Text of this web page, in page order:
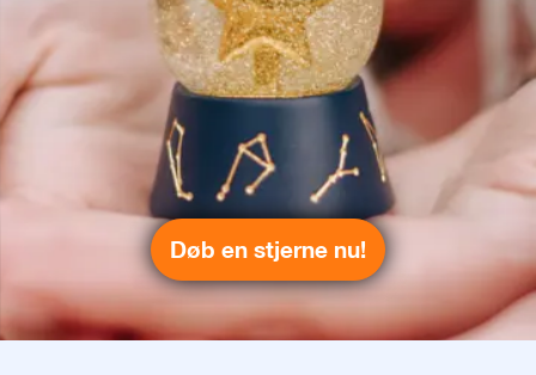
Døb en stjerne nu!